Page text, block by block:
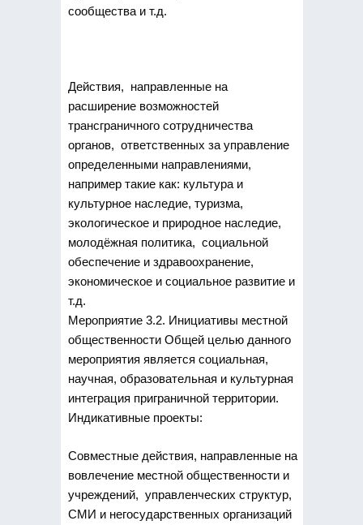
сообщества и т.д.
Действия, направленные на
расширение возможностей
трансграничного сотрудничества
органов, ответственных за управление
определенными направлениями,
например такие как: культура и
культурное наследие, туризма,
экологическое и природное наследие,
молодёжная политика, социальной
обеспечение и здравоохранение,
экономическое и социальное развитие и
т.д.
Мероприятие 3.2. Инициативы местной
общественности Общей целью данного
мероприятия является социальная,
научная, образовательная и культурная
интеграция приграничной территории.
Индикативные проекты:
Совместные действия, направленные на
вовлечение местной общественности и
учреждений, управленческих структур,
СМИ и негосударственных организаций